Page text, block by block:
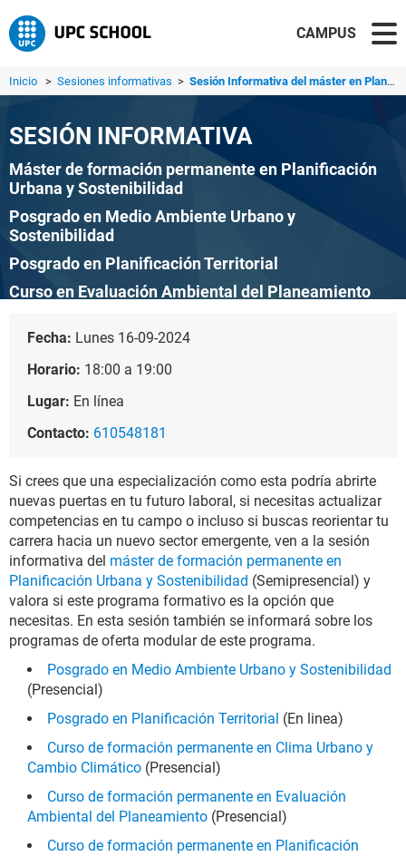
CAMPUS
Inicio > Sesiones informativas > Sesión Informativa del máster en Planificación Urbana y S...
SESIÓN INFORMATIVA
Máster de formación permanente en Planificación
Urbana y Sostenibilidad
Posgrado en Medio Ambiente Urbano y
Sostenibilidad
Posgrado en Planificación Territorial
Curso en Evaluación Ambiental del Planeamiento
Curso en Planificación Territorial y Urbana
Curso en Urbanismo Sostenible
Fecha: Lunes 16-09-2024
Horario: 18:00 a 19:00
Lugar: En línea
Contacto: 610548181
Si crees que una especialización como esta podría abrirte
nuevas puertas en tu futuro laboral, si necesitas actualizar
competencias en tu campo o incluso si buscas reorientar tu
carrera hacia un nuevo sector emergente, ven a la sesión
informativa del máster de formación permanente en
Planificación Urbana y Sostenibilidad (Semipresencial) y
valora si este programa formativo es la opción que
necesitas. En esta sesión también se informará sobre los
programas de oferta modular de este programa.
Posgrado en Medio Ambiente Urbano y Sostenibilidad
(Presencial)
Posgrado en Planificación Territorial (En linea)
Curso de formación permanente en Clima Urbano y
Cambio Climático (Presencial)
Curso de formación permanente en Evaluación
Ambiental del Planeamiento (Presencial)
Curso de formación permanente en Planificación